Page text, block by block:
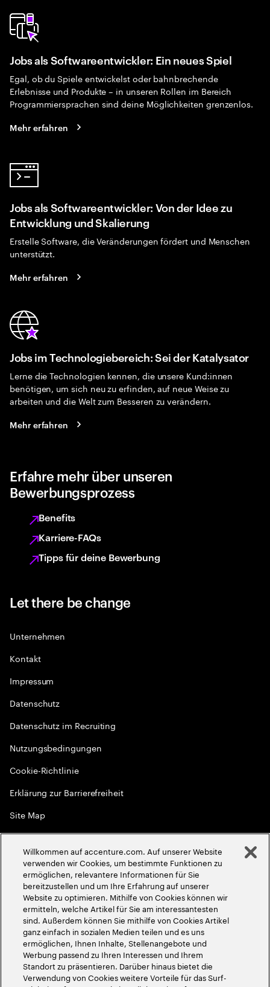
Jobs als Softwareentwickler: Ein neues Spiel
Egal, ob du Spiele entwickelst oder bahnbrechende
Erlebnisse und Produkte – in unseren Rollen im Bereich
Programmiersprachen sind deine Möglichkeiten grenzenlos.
Mehr erfahren
Jobs als Softwareentwickler: Von der Idee zu
Entwicklung und Skalierung
Erstelle Software, die Veränderungen fördert und Menschen
unterstützt.
Mehr erfahren
Jobs im Technologiebereich: Sei der Katalysator
Lerne die Technologien kennen, die unsere Kund:innen
benötigen, um sich neu zu erfinden, auf neue Weise zu
arbeiten und die Welt zum Besseren zu verändern.
Mehr erfahren
Erfahre mehr über unseren
Bewerbungsprozess
Benefits
Karriere-FAQs
Tipps für deine Bewerbung
Let there be change
Unternehmen
Kontakt
Impressum
Datenschutz
Datenschutz im Recruiting
Nutzungsbedingungen
Cookie-Richtlinie
Erklärung zur Barrierefreiheit
Site Map
Globale Meritokratie
2026Accenture. Alle Rechte vorbehalten
Willkommen auf accenture.com. Auf unserer Website
verwenden wir Cookies, um bestimmte Funktionen zu
ermöglichen, relevantere Informationen für Sie
bereitzustellen und um Ihre Erfahrung auf unserer
Website zu optimieren. Mithilfe von Cookies können wir
ermitteln, welche Artikel für Sie am interessantesten
sind. Außerdem können Sie mithilfe von Cookies Artikel
ganz einfach in sozialen Medien teilen und es uns
ermöglichen, Ihnen Inhalte, Stellenangebote und
Werbung passend zu Ihren Interessen und Ihrem
Standort zu präsentieren. Darüber hinaus bietet die
Verwendung von Cookies weitere Vorteile für das Surf-